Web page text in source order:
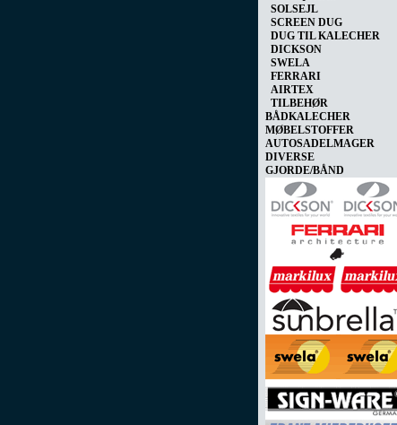
SOLSEJL
SCREEN DUG
DUG TIL KALECHER
DICKSON
SWELA
FERRARI
AIRTEX
TILBEHØR
BÅDKALECHER
MØBELSTOFFER
AUTOSADELMAGER
DIVERSE
GJORDE/BÅND